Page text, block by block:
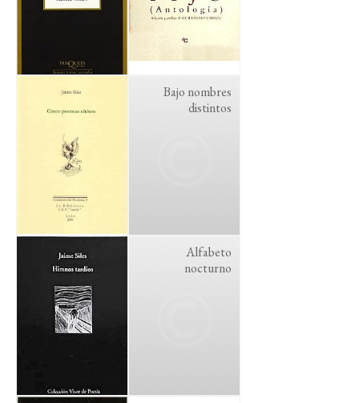
Bajo nombres
distintos
Alfabeto
nocturno